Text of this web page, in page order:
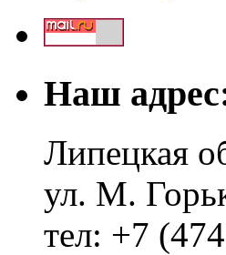
Наш
Липецкая
ул. М.
тел: +7